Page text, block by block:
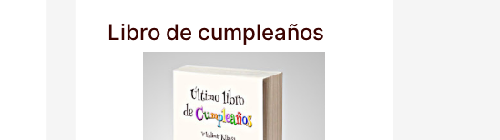
Libro de cumpleaños